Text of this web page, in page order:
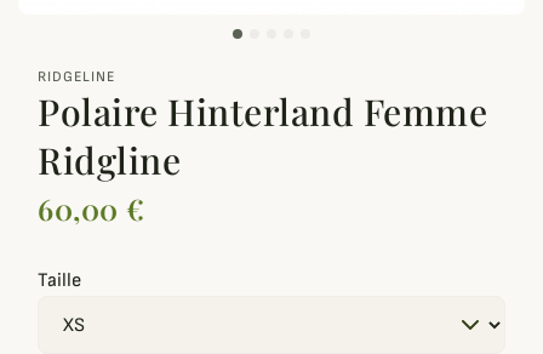
RIDGELINE
Polaire Hinterland Femme
Ridgline
60,00 €
Taille